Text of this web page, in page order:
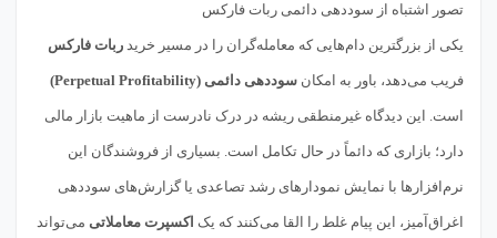
تصور اشتباه از سوددهی دائمی ربات فارکس
یکی از بزرگترین دام‌هایی که معامله‌گران را در مسیر خرید ربات فارکس
فریب می‌دهد، باور به امکان سوددهی دائمی (Perpetual Profitability)
است. این دیدگاه غیرمنطقی ریشه در درک نادرست از ماهیت بازار مالی
دارد؛ بازاری که دائماً در حال تکامل است. بسیاری از فروشندگان این
نرم‌افزارها با نمایش نمودارهای رشد تصاعدی یا گزارش‌های سوددهی
اغراق‌آمیز، این پیام غلط را القا می‌کنند که یک اکسپرت معاملاتی می‌تواند